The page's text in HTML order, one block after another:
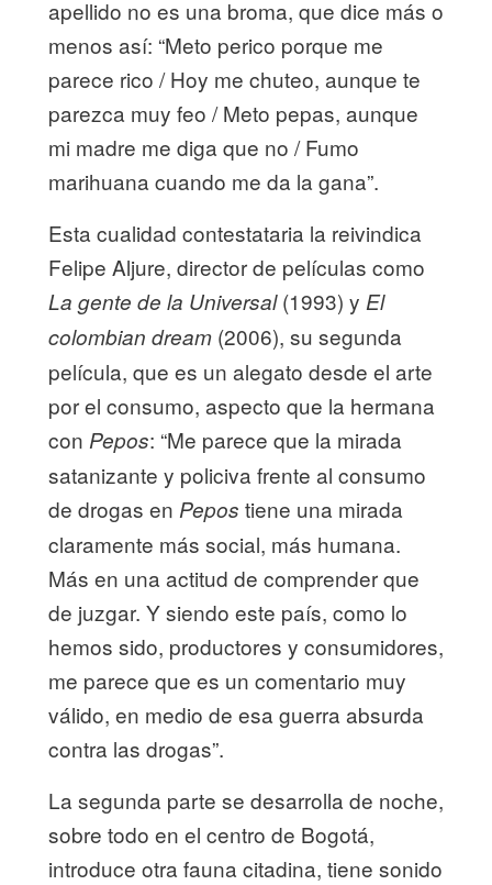
apellido no es una broma, que dice más o
menos así: “Meto perico porque me
parece rico / Hoy me chuteo, aunque te
parezca muy feo / Meto pepas, aunque
mi madre me diga que no / Fumo
marihuana cuando me da la gana”.
Esta cualidad contestataria la reivindica
Felipe Aljure, director de películas como
La gente de la Universal(1993) y El
colombian dream(2006), su segunda
película, que es un alegato desde el arte
por el consumo, aspecto que la hermana
con Pepos: “Me parece que la mirada
satanizante y policiva frente al consumo
de drogas en Pepos tiene una mirada
claramente más social, más humana.
Más en una actitud de comprender que
de juzgar. Y siendo este país, como lo
hemos sido, productores y consumidores,
me parece que es un comentario muy
válido, en medio de esa guerra absurda
contra las drogas”.
La segunda parte se desarrolla de noche,
sobre todo en el centro de Bogotá,
introduce otra fauna citadina, tiene sonido